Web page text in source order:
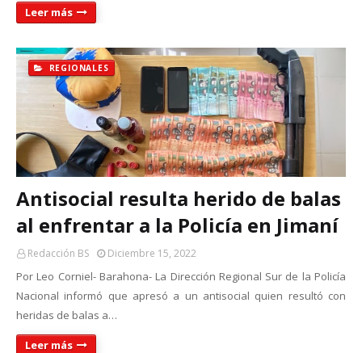
Leer más
REGIONALES
Antisocial resulta herido de balas
al enfrentar a la Policía en Jimaní
Redacción BS Diciembre 15, 2022
Por Leo Corniel- Barahona- La Dirección Regional Sur de la Policía
Nacional informó que apresó a un antisocial quien resultó con
heridas de balas a…
Leer más